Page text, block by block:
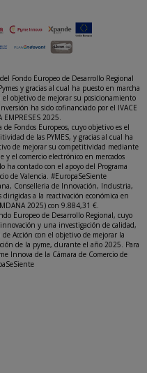
Fondo Europeo de Desarrollo Regional
y gracias al cual ha puesto en marcha
objetivo de mejorar su posicionamiento
ha sido cofinanciado por el IVACE
2025.
Fondos Europeos, cuyo objetivo es el
de las PYMES, y gracias al cual ha
de mejorar su competitividad mediante
el comercio electrónico en mercados
contado con el apoyo del Programa
de Valencia. #EuropaSeSiente
Conselleria de Innovación, Industria,
a la reactivación económica en
2025) con 9.884,31 €.
Europeo de Desarrollo Regional, cuyo
y una investigación de calidad,
Acción con el objetivo de mejorar la
de la pyme, durante el año 2025. Para
Innova de la Cámara de Comercio de